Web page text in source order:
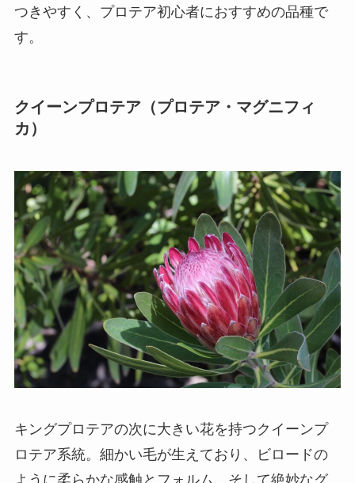
つきやすく、プロテア初心者におすすめの品種で
す。
クイーンプロテア（プロテア・マグニフィ
カ）
キングプロテアの次に大きい花を持つクイーンプ
ロテア系統。細かい毛が生えており、ビロードの